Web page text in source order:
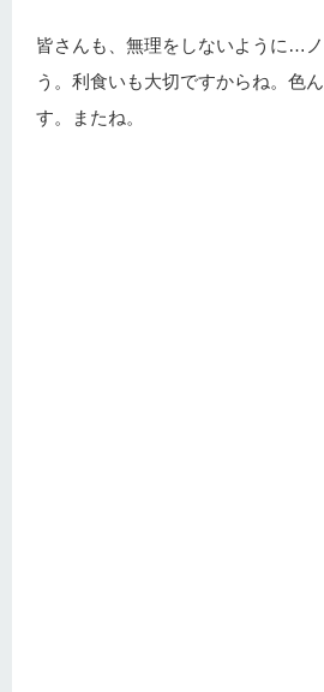
皆さんも、無理をしないように…
う。利食いも大切ですからね。色
す。またね。